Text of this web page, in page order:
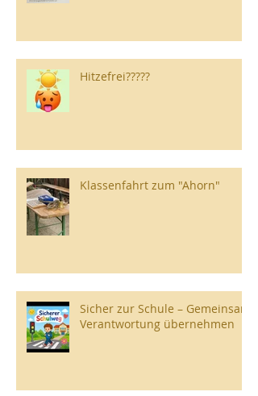
Hitzefrei?????
Klassenfahrt zum "Ahorn"
Sicher zur Schule – Gemeinsam
Verantwortung übernehmen